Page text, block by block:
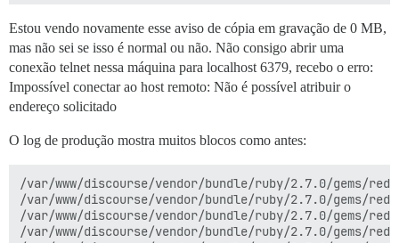
Estou vendo novamente esse aviso de cópia em gravação de 0 MB,
mas não sei se isso é normal ou não. Não consigo abrir uma
conexão telnet nessa máquina para localhost 6379, recebo o erro:
Impossível conectar ao host remoto: Não é possível atribuir o
endereço solicitado
O log de produção mostra muitos blocos como antes:
/var/www/discourse/vendor/bundle/ruby/2.7.0/
/var/www/discourse/vendor/bundle/ruby/2.7.0/
/var/www/discourse/vendor/bundle/ruby/2.7.0/
/var/www/discourse/vendor/bundle/ruby/2.7.0/